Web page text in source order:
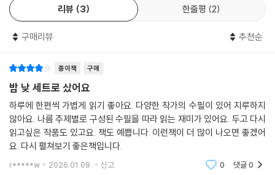
는 불면, 죽음, 산책, 쓰기, 고독 같은 것이, 다른 한편에는 공간, 계절, 여
행, 사랑, 반려 같은 것이 담길 수 있을 것이다. 우리 삶을 관통하는, 다른 온
도와 다른 명암을 가진 주제들 말이다.
낮 에디션인 『빛은 등 뒤에 있어』는 공간, 계절, 여행, 사랑, 반려 등 다섯 가
지 주제로 나뉘어 구성되어 있고, 이 각각의 주제에는 각각 세계적 작가의
작품이 담겨 있다. 독자들은 헤세의 명료한 정원과 류노스케의 감상적 스
미다강을, 카뮈의 철학적 여름과 오사무의 문학적 가을을, 헤밍웨이의 회
한 가득한 슈룬스 여행기와 도데의 기쁨에 떠는 알제 여행기를, 부르제의
이성적 사랑에 대한 심오한 질문과 소세키의 어머니에 대한 근원적 사랑
을, 차페크의 드라마틱하고 유머러스한 개와 함께 살기와 디킨스의 기괴하
면서 슬픈 큰까마귀와 함께 살기를 읽으며 삶을 바라보는 너무도 다른 시
리뷰 3 한줄평 2
구매리뷰 추천순
종이책 구매
밤 낮 세트로 샀어요
하루에 한편씩 가볍게 읽기 좋아요. 다양한 작가의 수필이 있어 지루하지
않아요. 나름 주제별로 구성된 수필을 따라 읽는 재미가 있어요. 두고 다시
읽고싶은 작품도 있고요. 책도 예쁩니다. 이런책이 더 많이 나오면 좋겠어
요. 다시 펼쳐보기 좋은책입니다.
r*****w 2026.01.08. 신고 0 댓글0